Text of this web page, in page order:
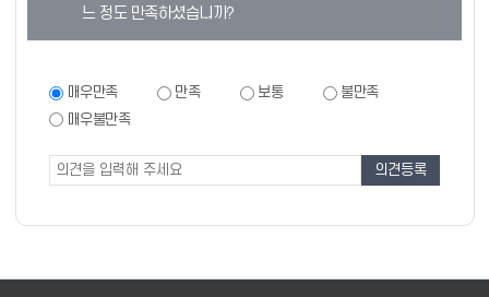
느 정도 만족하셨습니까?
만
족
조
사
매우만족 만족 보통
불만족
매우불만족